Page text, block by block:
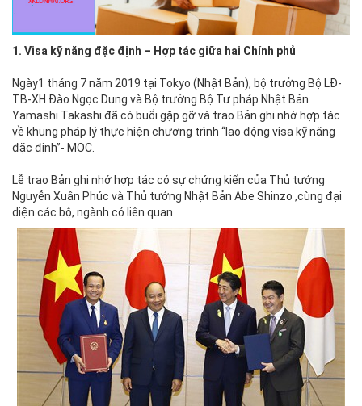
1. Visa kỹ năng đặc định – Hợp tác giữa hai Chính phủ
Ngày1 tháng 7 năm 2019 tại Tokyo (Nhật Bản), bộ trưởng Bộ LĐ-
TB-XH Đào Ngọc Dung và Bộ trưởng Bộ Tư pháp Nhật Bản
Yamashi Takashi đã có buổi gặp gỡ và trao Bản ghi nhớ hợp tác
về khung pháp lý thực hiện chương trình “lao động visa kỹ năng
đặc định”- MOC.
Lễ trao Bản ghi nhớ hợp tác có sự chứng kiến của Thủ tướng
Nguyễn Xuân Phúc và Thủ tướng Nhật Bản Abe Shinzo ,cùng đại
diện các bộ, ngành có liên quan